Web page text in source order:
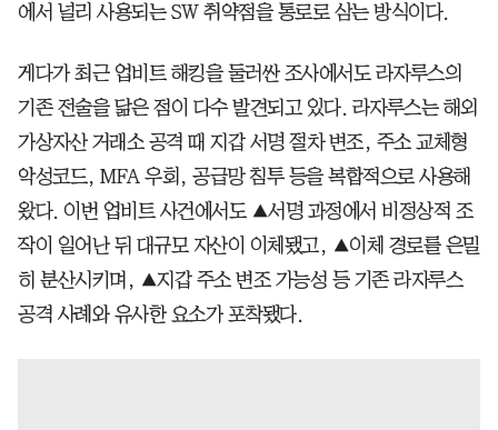
에서 널리 사용되는 SW 취약점을 통로로 삼는 방식이다.
게다가 최근 업비트 해킹을 둘러싼 조사에서도 라자루스의
기존 전술을 닮은 점이 다수 발견되고 있다. 라자루스는 해외
가상자산 거래소 공격 때 지갑 서명 절차 변조, 주소 교체형
악성코드, MFA 우회, 공급망 침투 등을 복합적으로 사용해
왔다. 이번 업비트 사건에서도 ▲서명 과정에서 비정상적 조
작이 일어난 뒤 대규모 자산이 이체됐고, ▲이체 경로를 은밀
히 분산시키며, ▲지갑 주소 변조 가능성 등 기존 라자루스
공격 사례와 유사한 요소가 포착됐다.